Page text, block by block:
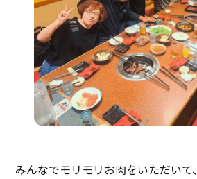
みんなでモリモリお肉をいただいて、